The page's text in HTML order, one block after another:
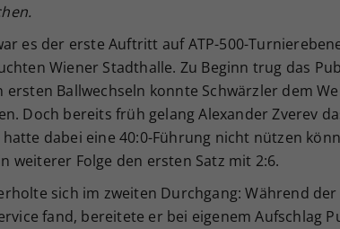
es der erste Auftritt auf ATP-500-
Wiener Stadthalle. Zu Beginn trug das
ersten Ballwechseln konnte Schwärzler dem
Doch bereits früh gelang Alexander Zverev
dabei eine 40:0-Führung nicht nützen
weiterer Folge den ersten Satz mit 2:6.
sich im zweiten Durchgang: Während der
fand, bereitete er bei eigenem Aufschlag